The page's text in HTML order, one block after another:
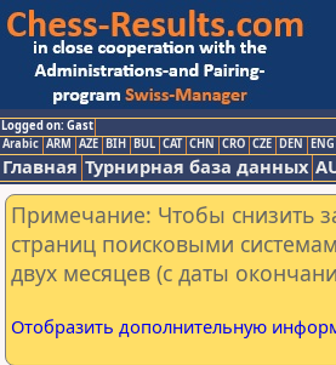
Logged on: Gast
Arabic ARM AZE BIH BUL CAT CHN CRO CZE DEN ENG
Главная Турнирная база данных
Примечание: Чтобы снизить
страниц поисковыми
двух месяцев (с даты
Отобразить дополнительную